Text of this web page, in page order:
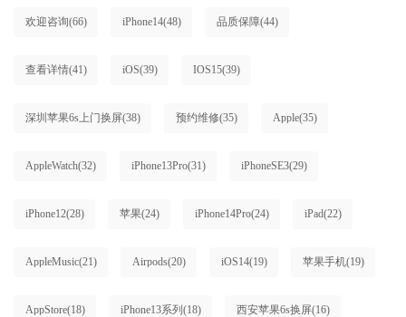
欢迎咨询(66) iPhone14(48) 品质保障(44)
查看详情(41) iOS(39) IOS15(39)
深圳苹果6s上门换屏(38) 预约维修(35) Apple(35)
AppleWatch(32) iPhone13Pro(31) iPhoneSE3(29)
iPhone12(28) 苹果(24) iPhone14Pro(24) iPad(22)
AppleMusic(21) Airpods(20) iOS14(19) 苹果手机(19)
AppStore(18) iPhone13系列 (18) 西安苹果6s换屏(16)